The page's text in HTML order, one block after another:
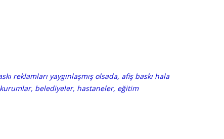
reklamları yaygınlaşmış olsada, afiş baskı hala
belediyeler, hastaneler, eğitim